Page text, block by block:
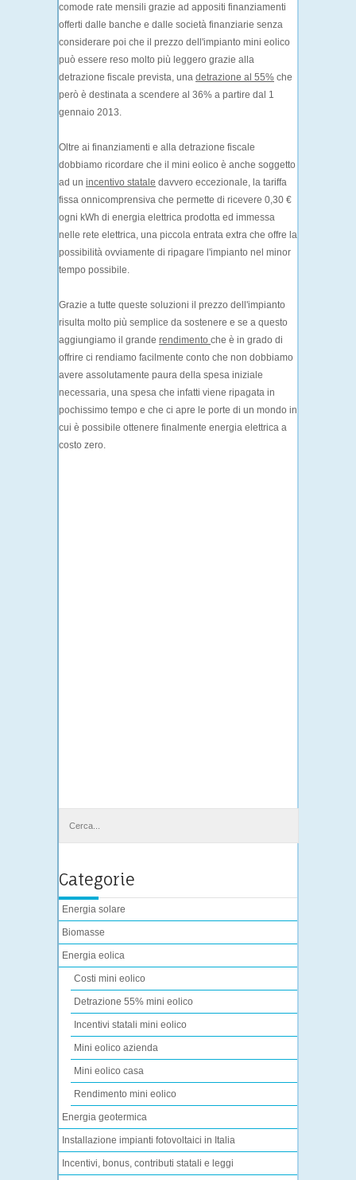
comode rate mensili grazie ad appositi finanziamenti
offerti dalle banche e dalle società finanziarie senza
considerare poi che il prezzo dell'impianto mini eolico
può essere reso molto più leggero grazie alla
detrazione fiscale prevista, una detrazione al 55% che
però è destinata a scendere al 36% a partire dal 1
gennaio 2013.
Oltre ai finanziamenti e alla detrazione fiscale
dobbiamo ricordare che il mini eolico è anche soggetto
ad un incentivo statale davvero eccezionale, la tariffa
fissa onnicomprensiva che permette di ricevere 0,30 €
ogni kWh di energia elettrica prodotta ed immessa
nelle rete elettrica, una piccola entrata extra che offre la
possibilità ovviamente di ripagare l'impianto nel minor
tempo possibile.
Grazie a tutte queste soluzioni il prezzo dell'impianto
risulta molto più semplice da sostenere e se a questo
aggiungiamo il grande rendimento che è in grado di
offrire ci rendiamo facilmente conto che non dobbiamo
avere assolutamente paura della spesa iniziale
necessaria, una spesa che infatti viene ripagata in
pochissimo tempo e che ci apre le porte di un mondo in
cui è possibile ottenere finalmente energia elettrica a
costo zero.
Categorie
Energia solare
Biomasse
Energia eolica
Costi mini eolico
Detrazione 55% mini eolico
Incentivi statali mini eolico
Mini eolico azienda
Mini eolico casa
Rendimento mini eolico
Energia geotermica
Installazione impianti fotovoltaici in Italia
Incentivi, bonus, contributi statali e leggi